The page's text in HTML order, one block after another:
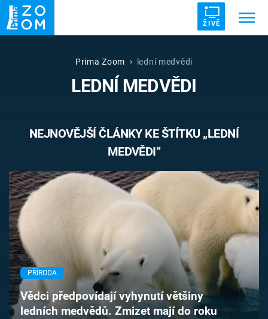
ŽIVĚ
ZRÁDCI UFO DRUHÁ SVĚTOVÁ VÁLKA
VETŘELCI DÁVNOVĚKU
Témata
Pořady
TV Program
Časopis
Sledujte prima+
Prima Zoom lední medvědi
LEDNÍ MEDVĚDI
NEJNOVĚJŠÍ ČLÁNKY KE ŠTÍTKU „LEDNÍ
MEDVĚDI“
PŘÍRODA
Vědci předpovídají vyhynutí většiny
ledních medvědů. Zmizet mají do roku